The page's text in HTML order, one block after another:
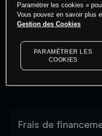
Les prix sont indicatifs.
dernières données du
Frais de
Paramétrer les cookies »
Vous pouvez en savoir plus
Gestion des Cookies
PARAMÉTRER LES
COOKIES